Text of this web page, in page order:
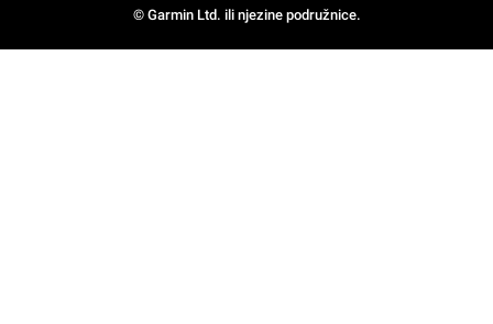
© Garmin Ltd. ili njezine podružnice.